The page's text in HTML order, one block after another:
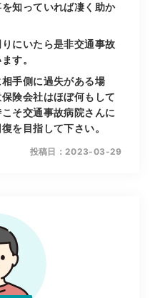
知っていれば凄く助か
にいたら是非交通事故
す。
手側に過失がある場
険会社はほぼ何もして
そ交通事故病院さんに
を目指して下さい。
投稿日：2023-03-29